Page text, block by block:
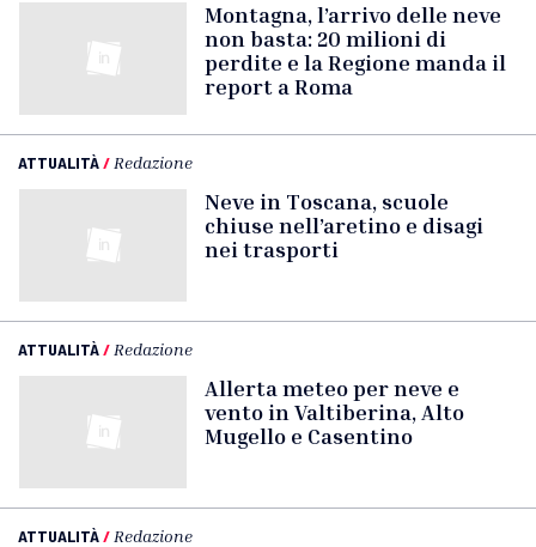
Montagna, l’arrivo delle neve
non basta: 20 milioni di
perdite e la Regione manda il
report a Roma
ATTUALITÀ/ Redazione
Neve in Toscana, scuole
chiuse nell’aretino e disagi
nei trasporti
ATTUALITÀ/ Redazione
Allerta meteo per neve e
vento in Valtiberina, Alto
Mugello e Casentino
ATTUALITÀ/ Redazione